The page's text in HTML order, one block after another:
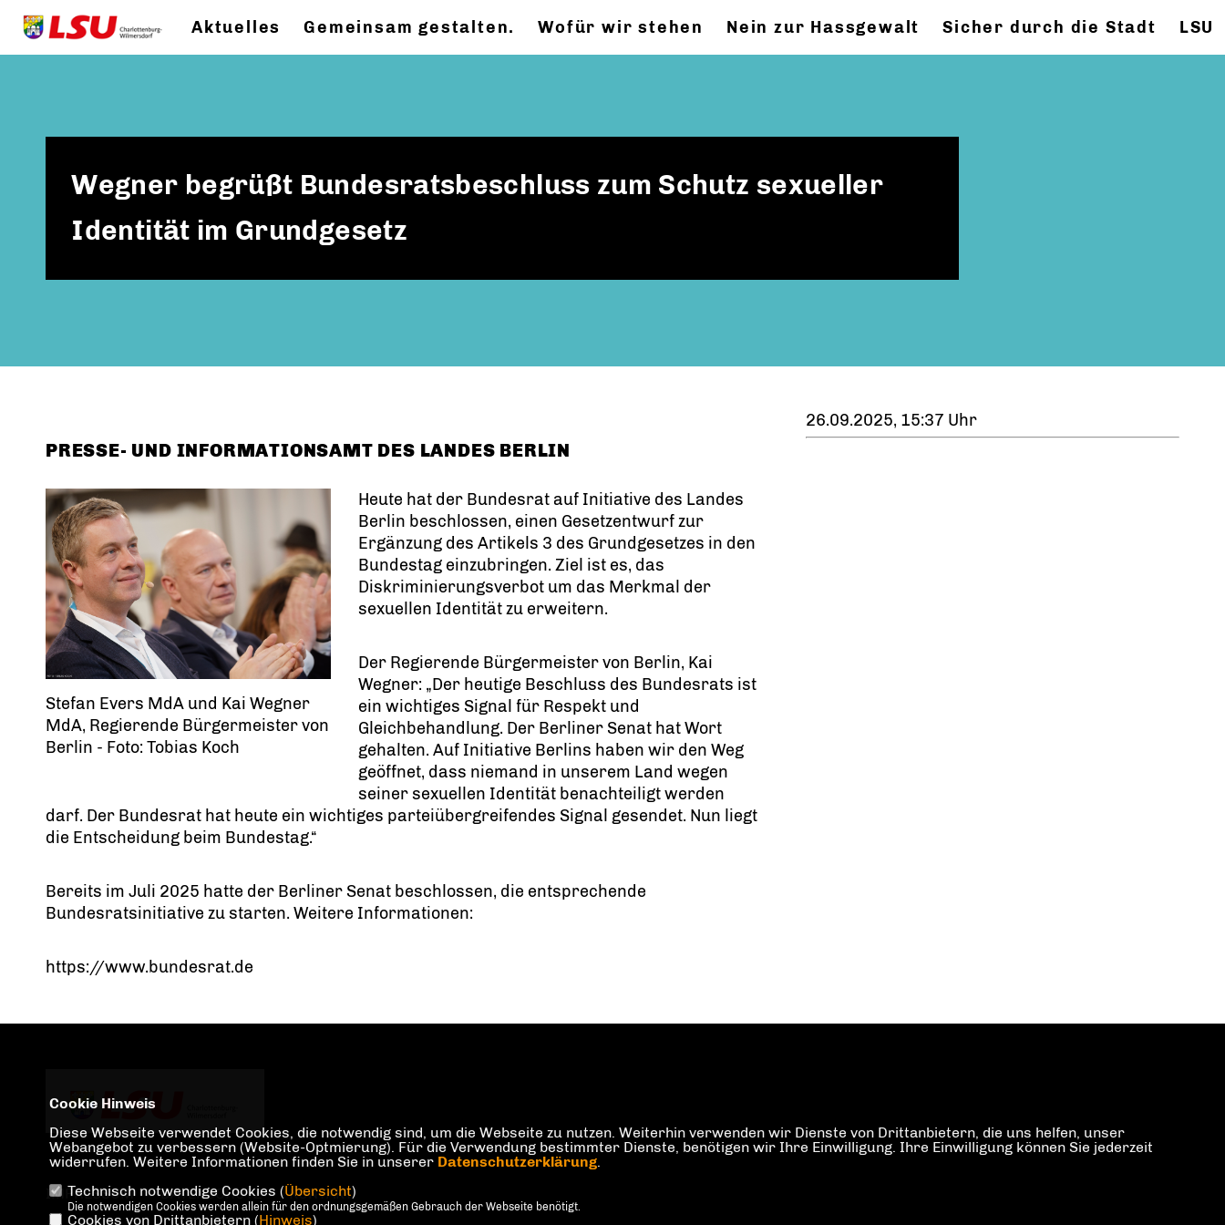
Aktuelles Gemeinsam gestalten. Wofür wir stehen Nein zur Hassgewalt Sicher durch die Stadt LSU
Wegner begrüßt Bundesratsbeschluss zum Schutz sexueller
Identität im Grundgesetz
PRESSE- UND INFORMATIONSAMT DES LANDES BERLIN
Stefan Evers MdA und Kai Wegner
MdA, Regierende Bürgermeister von
Berlin - Foto: Tobias Koch
Heute hat der Bundesrat auf Initiative des Landes
Berlin beschlossen, einen Gesetzentwurf zur
Ergänzung des Artikels 3 des Grundgesetzes in den
Bundestag einzubringen. Ziel ist es, das
Diskriminierungsverbot um das Merkmal der
sexuellen Identität zu erweitern.
Der Regierende Bürgermeister von Berlin, Kai
Wegner: „Der heutige Beschluss des Bundesrats ist
ein wichtiges Signal für Respekt und
Gleichbehandlung. Der Berliner Senat hat Wort
gehalten. Auf Initiative Berlins haben wir den Weg
geöffnet, dass niemand in unserem Land wegen
seiner sexuellen Identität benachteiligt werden
darf. Der Bundesrat hat heute ein wichtiges parteiübergreifendes Signal gesendet. Nun liegt
die Entscheidung beim Bundestag.“
Bereits im Juli 2025 hatte der Berliner Senat beschlossen, die entsprechende
Bundesratsinitiative zu starten. Weitere Informationen:
https://www.bundesrat.de
26.09.2025, 15:37 Uhr
IMPRESSUM DATENSCHUTZ KONTAKT
Cookie Hinweis
Diese Webseite verwendet Cookies, die notwendig sind, um die Webseite zu nutzen. Weiterhin verwenden wir Dienste von Drittanbietern, die uns helfen, unser
Webangebot zu verbessern (Website-Optmierung). Für die Verwendung bestimmter Dienste, benötigen wir Ihre Einwilligung. Ihre Einwilligung können Sie jederzeit
widerrufen. Weitere Informationen finden Sie in unserer Datenschutzerklärung.
Technisch notwendige Cookies (Übersicht)
Die notwendigen Cookies werden allein für den ordnungsgemäßen Gebrauch der Webseite benötigt.
Cookies von Drittanbietern (Hinweis)